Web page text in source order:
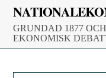
Skip
content
GRUNDAD 1877
EKONOMISK